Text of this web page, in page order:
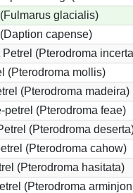
glacialis)
capense)
Petrel (Pterodroma
(Pterodroma mollis)
(Pterodroma madeira)
petrel (Pterodroma feae)
(Pterodroma
(Pterodroma cahow)
(Pterodroma hasitata)
(Pterodroma